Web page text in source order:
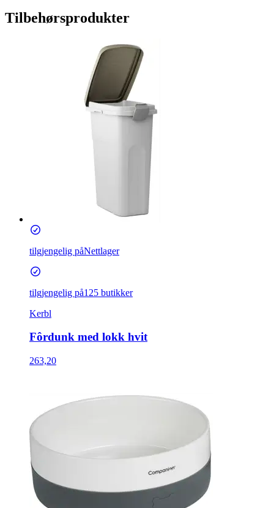
Tilbehørsprodukter
tilgjengelig påNettlager
tilgjengelig på125 butikker
Kerbl
Fôrdunk med lokk hvit
263,20